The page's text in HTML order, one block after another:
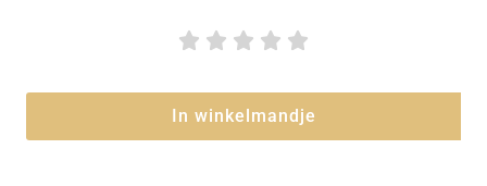
    
In winkelmandje